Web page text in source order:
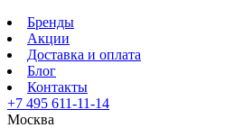
Бренды
Акции
Доставка и оплата
Блог
Контакты
+7 495 611-11-14
Москва